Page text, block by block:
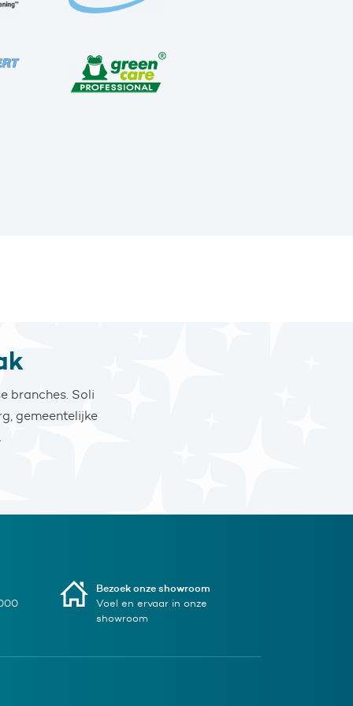
branches. Soli
gemeentelijke
Bezoek onze showroom
Voel en ervaar in onze
showroom